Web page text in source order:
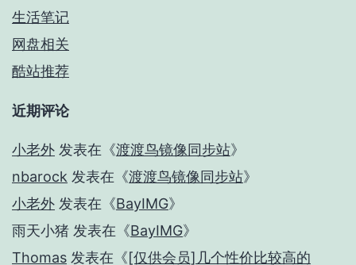
生活笔记
网盘相关
酷站推荐
近期评论
小老外 发表在《渡渡鸟镜像同步站》
nbarock 发表在《渡渡鸟镜像同步站》
小老外 发表在《BayIMG》
雨天小猪 发表在《BayIMG》
Thomas 发表在《[仅供会员]几个性价比较高的